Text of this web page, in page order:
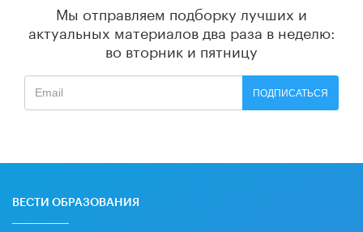
Мы отправляем подборку лучших и
актуальных материалов два раза в неделю:
во вторник и пятницу
ПОДПИСАТЬСЯ
ВЕСТИ ОБРАЗОВАНИЯ